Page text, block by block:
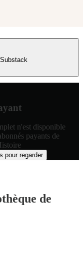
n'est disponible
payants de
pour regarder
de